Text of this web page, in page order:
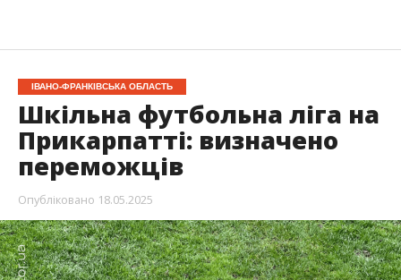
ІВАНО-ФРАНКІВСЬКА ОБЛАСТЬ
Шкільна футбольна ліга на
Прикарпатті: визначено
переможців
Опубліковано 18.05.2025